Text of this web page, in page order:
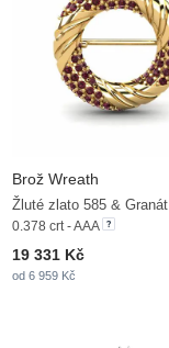
Brož Wreath
Žluté zlato 585 & Granát
0.378 crt - AAA
19 331 Kč
od 6 959 Kč